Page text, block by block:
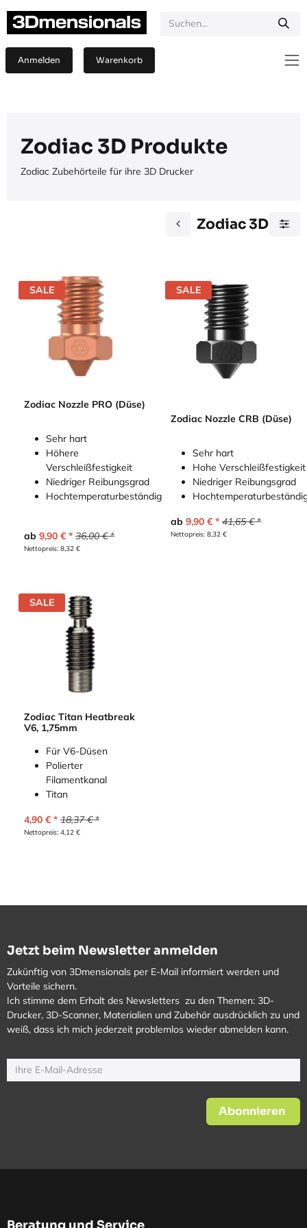
Anmelden Warenkorb
Zodiac 3D Produkte
Zodiac Zubehörteile für ihre 3D Drucker
Zodiac 3D
SALE
Zodiac Nozzle PRO (Düse)
Sehr hart
Höhere
Verschleißfestigkeit
Niedriger Reibungsgrad
Hochtemperaturbeständig
ab 9,90 € 36,00€
Nettopreis: 8,32 €
SALE
Zodiac Nozzle CRB (Düse)
Sehr hart
Hohe Verschleißfestigkeit
Niedriger Reibungsgrad
ab 9,90€ 41,65€
Nettopreis: 8,32€
SALE
Zodiac Titan Heatbreak
V6, 1,75mm
Für V6-Düsen
Polierter
Filamentkanal
Titan
4,90 € 18,37€
Nettopreis: 4,12 €
Jetzt beim Newsletter anmelden
Zukünftig von 3Dmensionals per E-Mail informiert werden und
Vorteile sichern.
Ich stimme dem Erhalt des Newsletters zu den Themen: 3D-
Drucker, 3D-Scanner, Materialien und Zubehör ausdrücklich zu und
weiß, dass ich mich jederzeit problemlos wieder abmelden kann.
Abonnieren